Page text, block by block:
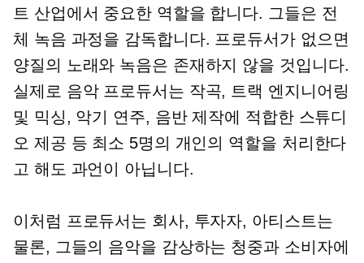
트 산업에서 중요한 역할을 합니다. 그들은 전
체 녹음 과정을 감독합니다. 프로듀서가 없으면
양질의 노래와 녹음은 존재하지 않을 것입니다.
실제로 음악 프로듀서는 작곡, 트랙 엔지니어링
및 믹싱, 악기 연주, 음반 제작에 적합한 스튜디
오 제공 등 최소 5명의 개인의 역할을 처리한다
고 해도 과언이 아닙니다.
이처럼 프로듀서는 회사, 투자자, 아티스트는
물론, 그들의 음악을 감상하는 청중과 소비자에